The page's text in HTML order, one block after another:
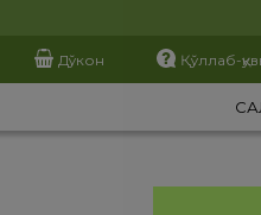
Дўкон Қўллаб-